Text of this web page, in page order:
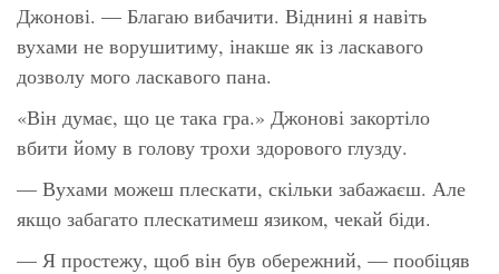
Джонові. — Благаю вибачити. Віднині я навіть
вухами не ворушитиму, інакше як із ласкавого
дозволу мого ласкавого пана.
«Він думає, що це така гра.» Джонові закортіло
вбити йому в голову трохи здорового глузду.
— Вухами можеш плескати, скільки забажаєш. Але
якщо забагато плескатимеш язиком, чекай біди.
— Я простежу, щоб він був обережний, — пообіцяв